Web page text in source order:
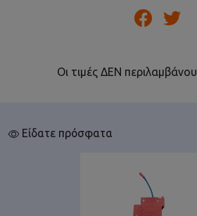
Οι τιμές ΔΕΝ
Είδατε πρόσφατα